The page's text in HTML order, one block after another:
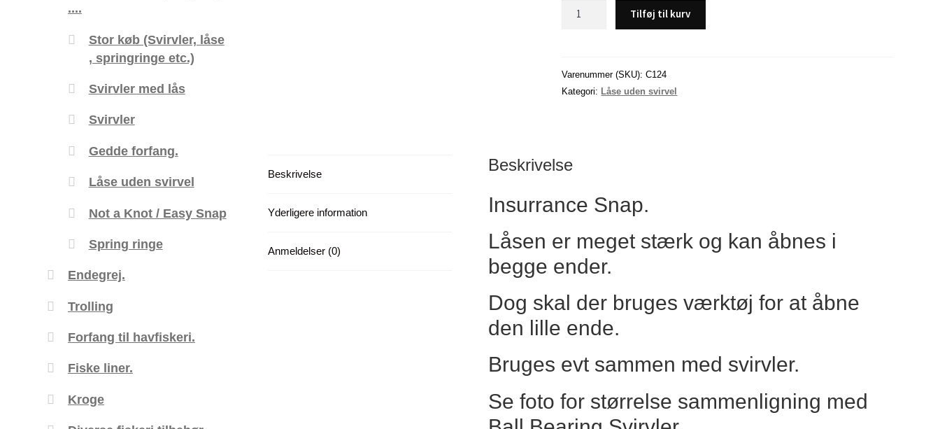
antal
Tilføj til kurv
Varenummer (SKU):C124
Kategori: Låse uden svirvel
Beskrivelse
Yderligere information
Anmeldelser (0)
Beskrivelse
Insurrance Snap.
Låsen er meget stærk og kan åbnes i
begge ender.
Dog skal der bruges værktøj for at åbne
den lille ende.
Bruges evt sammen med svirvler.
Se foto for størrelse sammenligning med
....
Stor køb (Svirvler, låse
, springringe etc.)
Svirvler med lås
Svirvler
Gedde forfang.
Låse uden svirvel
Not a Knot / Easy Snap
Spring ringe
Endegrej.
Trolling
Forfang til havfiskeri.
Fiske liner.
Kroge